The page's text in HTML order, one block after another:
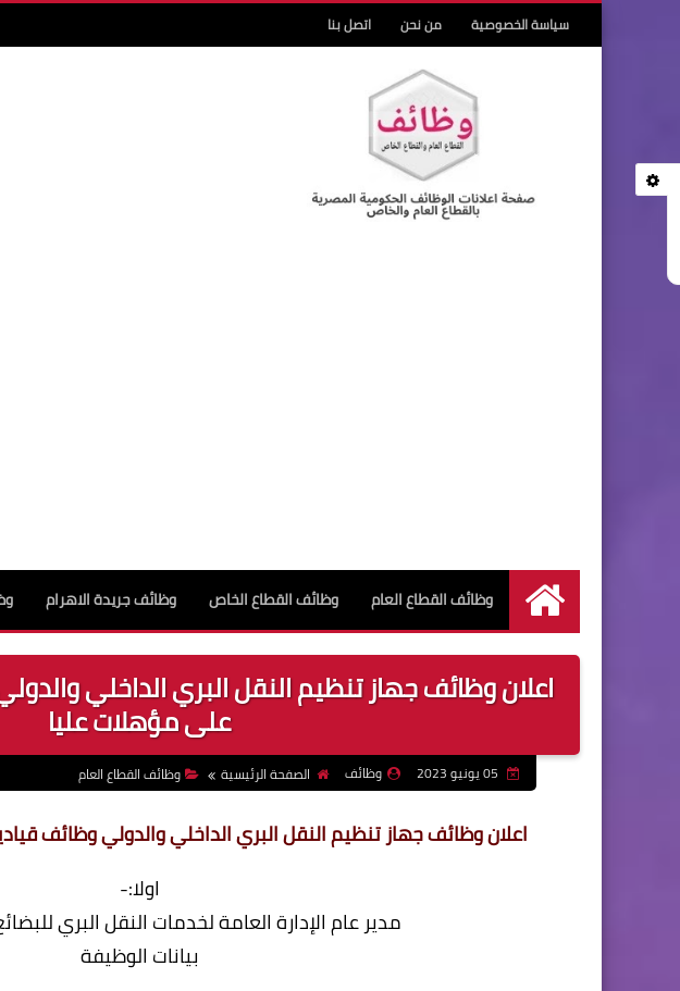
سياسة الخصوصية من نحن اتصل بنا
الرئيسية
وظائف القطاع العام وظائف القطاع الخاص وظائف جريدة الاهرام
اعلان وظائف جهاز تنظيم النقل البري الداخلي
على مؤهلات عليا
وظائف الصفحة الرئيسية وظائف القطاع العام
اعلان وظائف جهاز تنظيم النقل البري الداخلي والدولي وظائف
اولا:-
مدير عام الإدارة العامة لخدمات النقل البري
بيانات الوظيفة